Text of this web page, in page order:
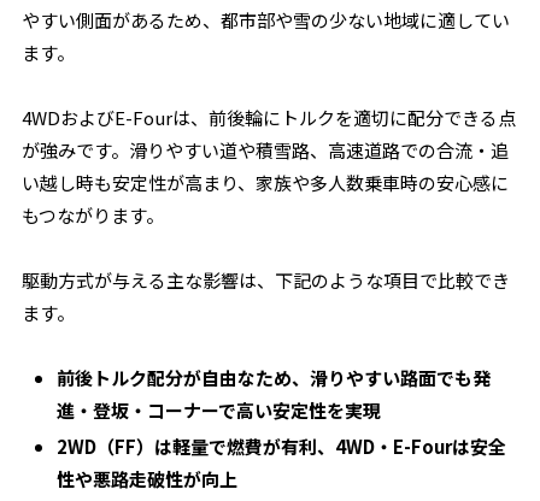
やすい側面があるため、都市部や雪の少ない地域に適してい
ます。
4WDおよびE-Fourは、前後輪にトルクを適切に配分できる点
が強みです。滑りやすい道や積雪路、高速道路での合流・追
い越し時も安定性が高まり、家族や多人数乗車時の安心感に
もつながります。
駆動方式が与える主な影響は、下記のような項目で比較でき
ます。
前後トルク配分が自由なため、滑りやすい路面でも発
進・登坂・コーナーで高い安定性を実現
2WD（FF）は軽量で燃費が有利、4WD・E-Fourは安全
性や悪路走破性が向上